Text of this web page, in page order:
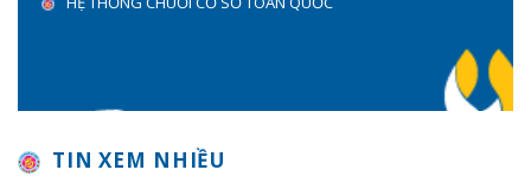
TIN XEM NHIỀU